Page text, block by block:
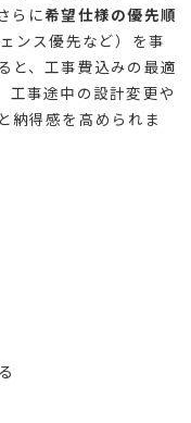
らに希望仕様の優先順
ンス優先など）を事
と、工事費込みの最適
工事途中の設計変更や
納得感を高められま